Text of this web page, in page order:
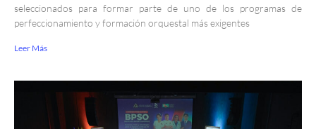
seleccionados para formar parte de uno de los programas de
perfeccionamiento y formación orquestal más exigentes
Leer Más